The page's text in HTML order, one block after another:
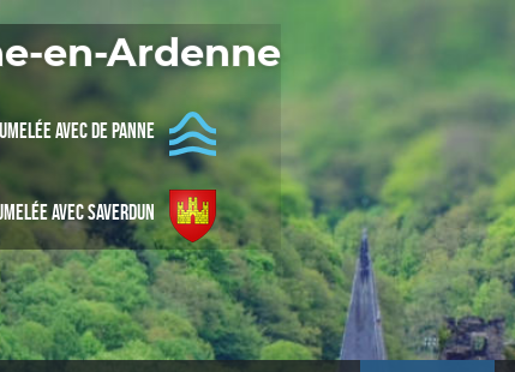
en-Ardenne
avec De Panne
avec Saverdun